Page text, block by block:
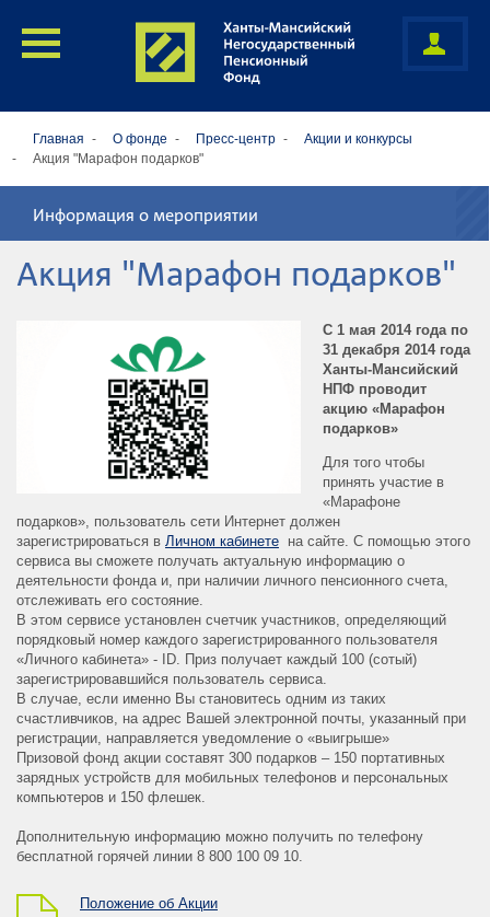
Главная О фонде Пресс-центр
Акции и конкурсы
Акция "Марафон подарков"
Информация о мероприятии
Акция "Марафон подарков"
С 1 мая 2014 года по
31 декабря 2014 года
Ханты-Мансийский
НПФ проводит
акцию «Марафон
подарков»
Для того чтобы
принять участие в
«Марафоне
подарков», пользователь сети Интернет должен
зарегистрироваться в Личном кабинете на сайте. С помощью этого
сервиса вы сможете получать актуальную информацию о
деятельности фонда и, при наличии личного пенсионного счета,
отслеживать его состояние.
В этом сервисе установлен счетчик участников, определяющий
порядковый номер каждого зарегистрированного пользователя
«Личного кабинета» - ID. Приз получает каждый 100 (сотый)
зарегистрировавшийся пользователь сервиса.
В случае, если именно Вы становитесь одним из таких
счастливчиков, на адрес Вашей электронной почты, указанный при
регистрации, направляется уведомление о «выигрыше»
Призовой фонд акции составят 300 подарков – 150 портативных
зарядных устройств для мобильных телефонов и персональных
компьютеров и 150 флешек.
Дополнительную информацию можно получить по телефону
бесплатной горячей линии 8 800 100 09 10.
Положение об Акции